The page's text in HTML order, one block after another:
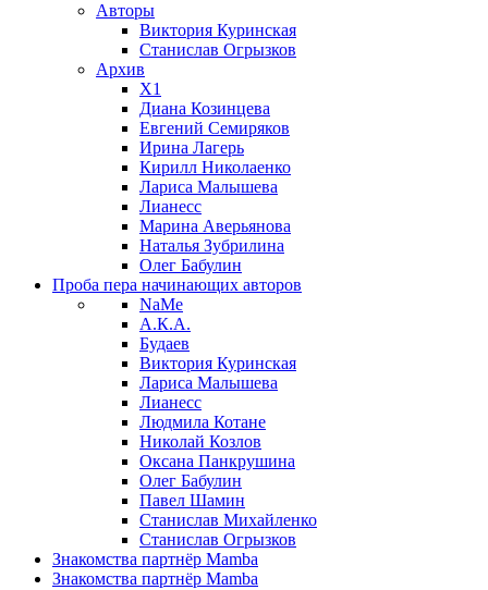
Авторы
Виктория Куринская
Станислав Огрызков
Архив
X1
Диана Козинцева
Евгений Семиряков
Ирина Лагерь
Кирилл Николаенко
Лариса Малышева
Лианесс
Марина Аверьянова
Наталья Зубрилина
Олег Бабулин
Проба пера начинающих авторов
NaMe
А.К.А.
Будаев
Виктория Куринская
Лариса Малышева
Лианесс
Людмила Котане
Николай Козлов
Оксана Панкрушина
Олег Бабулин
Павел Шамин
Станислав Михайленко
Станислав Огрызков
Знакомства партнёр Mamba
Знакомства партнёр Mamba